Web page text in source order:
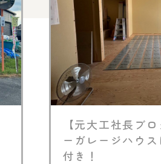
【元大工社長ブ
ーガレージハウ
付き！